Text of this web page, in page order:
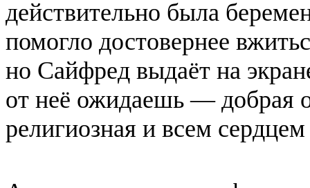
действительно была
помогло достовернее
но Сайфред выдаёт на
от неё ожидаешь — добрая
религиозная и всем